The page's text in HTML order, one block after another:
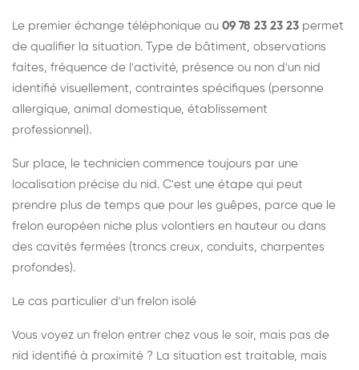
Le premier échange téléphonique au 09 78 23 23 23 permet
de qualifier la situation. Type de bâtiment, observations
faites, fréquence de l'activité, présence ou non d'un nid
identifié visuellement, contraintes spécifiques (personne
allergique, animal domestique, établissement
professionnel).
Sur place, le technicien commence toujours par une
localisation précise du nid. C'est une étape qui peut
prendre plus de temps que pour les guêpes, parce que le
frelon européen niche plus volontiers en hauteur ou dans
des cavités fermées (troncs creux, conduits, charpentes
profondes).
Le cas particulier d'un frelon isolé
Vous voyez un frelon entrer chez vous le soir, mais pas de
nid identifié à proximité ? La situation est traitable, mais